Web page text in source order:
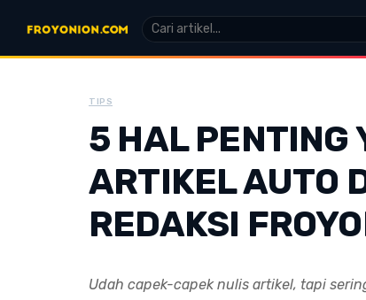
TIPS
5 HAL PENTING
ARTIKEL AUTO
REDAKSI
Udah capek-capek nulis artikel, tapi